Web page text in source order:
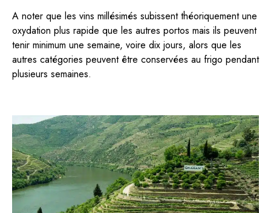
A noter que les vins millésimés subissent théoriquement une
oxydation plus rapide que les autres portos mais ils peuvent
tenir minimum une semaine, voire dix jours, alors que les
autres catégories peuvent être conservées au frigo pendant
plusieurs semaines.